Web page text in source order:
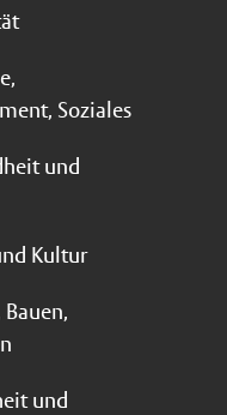
Soziales
und
Kultur
Bauen,
und